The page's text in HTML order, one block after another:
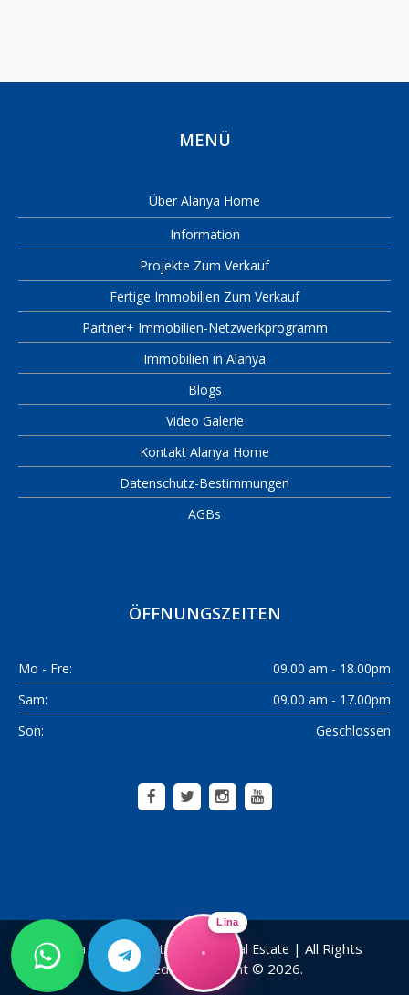
MENÜ
Über Alanya Home
Information
Projekte Zum Verkauf
Fertige Immobilien Zum Verkauf
Partner+ Immobilien-Netzwerkprogramm
Immobilien in Alanya
Blogs
Video Galerie
Kontakt Alanya Home
Datenschutz-Bestimmungen
AGBs
ÖFFNUNGSZEITEN
Mo - Fre:
09.00 am - 18.00pm
Sam:
09.00 am - 17.00pm
Son:
Geschlossen
Lina
Alanya Home Construction & Real Estate | All Rights
Reserved! | Copyright © 2026.